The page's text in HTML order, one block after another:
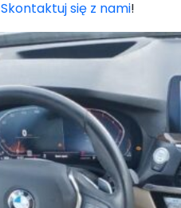
Skontaktuj się z nami!